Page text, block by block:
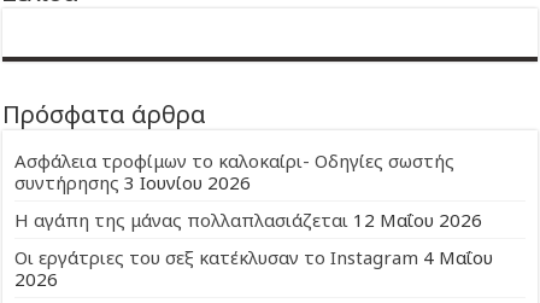
Πρόσφατα άρθρα
Ασφάλεια τροφίμων το καλοκαίρι- Οδηγίες σωστής
συντήρησης 3 Ιουνίου 2026
Η αγάπη της μάνας πολλαπλασιάζεται 12 Μαΐου 2026
Οι εργάτριες του σεξ κατέκλυσαν το Instagram 4 Μαΐου
2026